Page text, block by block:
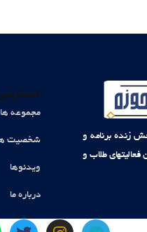
زنده برنامه و
طلاب و
مجموعه ها
شخصیت
ویدئوها
درباره ما
T
I
T